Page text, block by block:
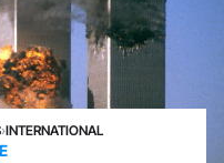
›INTERNATIONAL